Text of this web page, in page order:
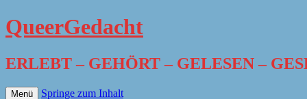
QueerGedacht
ERLEBT – GEHÖRT – GELESEN –
Menü Springe zum Inhalt